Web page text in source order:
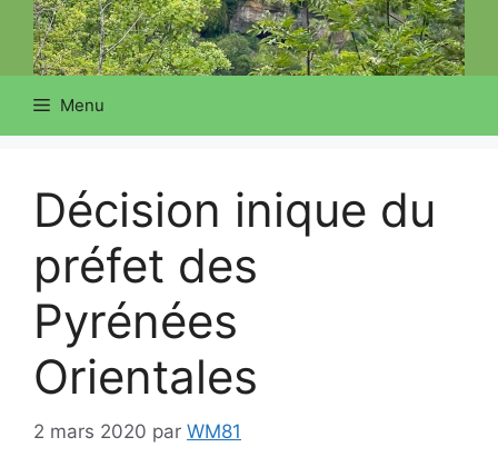
Menu
Décision inique du
préfet des
Pyrénées
Orientales
2 mars 2020 par WM81